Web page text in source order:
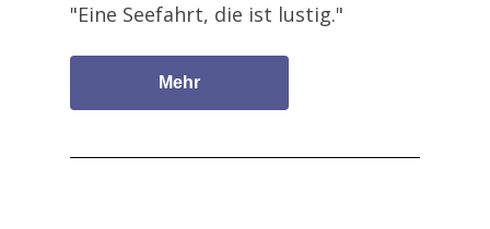
"Eine Seefahrt, die ist lustig."
Mehr